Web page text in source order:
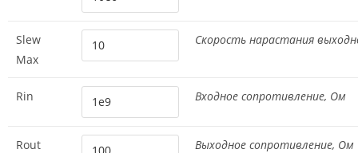
Slew
Max
Скорость нарастания
Rin Входное сопротивление, Ом
Rout Выходное сопротивление, Ом